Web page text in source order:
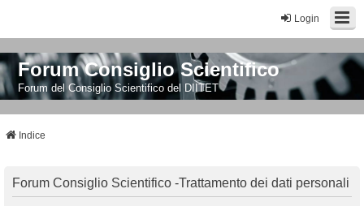
Login
Forum Consiglio Scientifico
Forum del Consiglio Scientifico del DIITET
Indice
Forum Consiglio Scientifico -Trattamento dei dati personali